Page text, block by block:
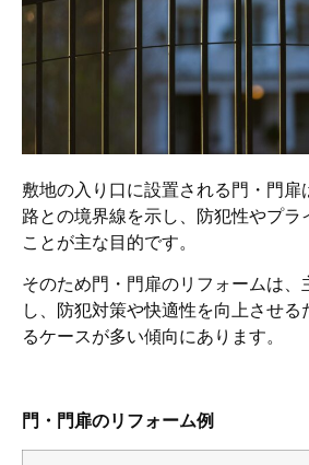
敷地の入り口に設置される門・門扉
路との境界線を示し、防犯性やプラ
ことが主な目的です。
そのため門・門扉のリフォームは、
し、防犯対策や快適性を向上させ
るケースが多い傾向にあります。
門・門扉のリフォーム例